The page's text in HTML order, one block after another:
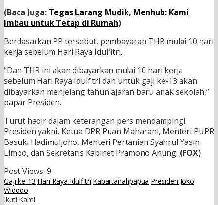
(Baca Juga: Tegas Larang Mudik, Menhub: Kami
Imbau untuk Tetap di Rumah)
Berdasarkan PP tersebut, pembayaran THR mulai 10 hari
kerja sebelum Hari Raya Idulfitri.
“Dan THR ini akan dibayarkan mulai 10 hari kerja
sebelum Hari Raya Idulfitri dan untuk gaji ke-13 akan
dibayarkan menjelang tahun ajaran baru anak sekolah,”
papar Presiden.
Turut hadir dalam keterangan pers mendampingi
Presiden yakni, Ketua DPR Puan Maharani, Menteri PUPR
Basuki Hadimuljono, Menteri Pertanian Syahrul Yasin
Limpo, dan Sekretaris Kabinet Pramono Anung. (FOX)
Post Views: 9
Gaji ke-13 Hari Raya Idulfitri Kabartanahpapua Presiden Joko
Widodo
Ikuti Kami